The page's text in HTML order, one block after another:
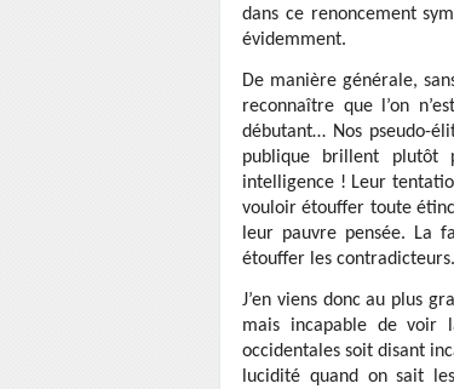
dans ce renoncement
évidemment.
De manière générale,
reconnaître que l’on
débutant… Nos pseudo-
publique brillent
intelligence ! Leur
vouloir étouffer toute
leur pauvre pensée. La
étouffer les contradicteurs.
J’en viens donc au plus
mais incapable de voir
occidentales soit disant
lucidité quand on sait